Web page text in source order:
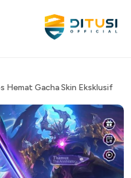
Hemat Gacha Skin Eksklusif